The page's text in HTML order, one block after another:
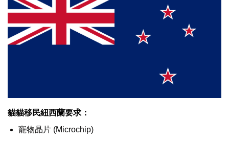
貓貓移民紐西蘭要求：
寵物晶片 (Microchip)